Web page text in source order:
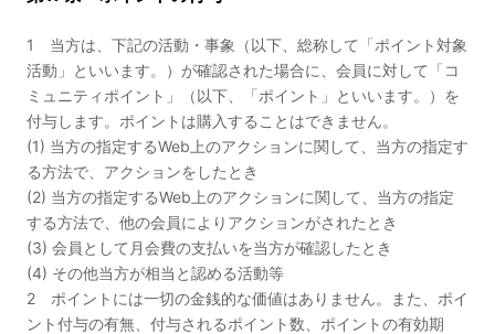
1 当方は、下記の活動・事象（以下、総称して「ポイント対象
活動」といいます。）が確認された場合に、会員に対して「コ
ミュニティポイント」（以下、「ポイント」といいます。）を
付与します。ポイントは購入することはできません。
(1) 当方の指定するWeb上のアクションに関して、当方の指定す
る方法で、アクションをしたとき
(2) 当方の指定するWeb上のアクションに関して、当方の指定
する方法で、他の会員によりアクションがされたとき
(3) 会員として月会費の支払いを当方が確認したとき
(4) その他当方が相当と認める活動等
2 ポイントには一切の金銭的な価値はありません。また、ポイ
ント付与の有無、付与されるポイント数、ポイントの有効期